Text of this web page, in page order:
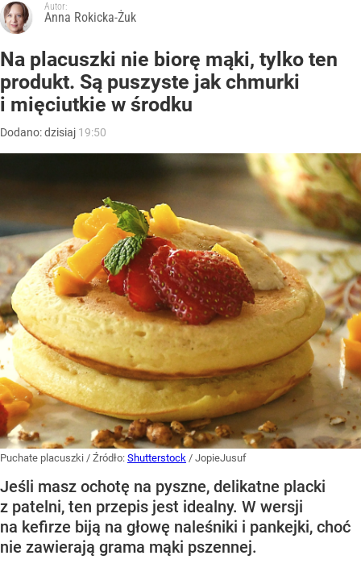
Autor:
Anna Rokicka-Żuk
Na placuszki nie biorę mąki, tylko ten
produkt. Są puszyste jak chmurki
i mięciutkie w środku
Dodano:dzisiaj 19:50
Puchate placuszki / Źródło: Shutterstock / JopieJusuf
Jeśli masz ochotę na pyszne, delikatne placki
z patelni, ten przepis jest idealny. W wersji
na kefirze biją na głowę naleśniki i pankejki, choć
nie zawierają grama mąki pszennej.